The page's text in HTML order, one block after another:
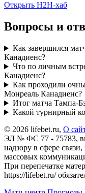
Открыть H2H-хаб
Вопросы и
Как завершился
Канадиенс?
Что по личным
Канадиенс?
Как проходили
Монреаль Канадиенс?
Итог матча Тампа-
Какой турнирный
© 2026 lifebet.ru, О
ЭЛ № ФС 77 - 75783,
надзору в сфере
массовых
При перепечатке
https://lifebet.ru/